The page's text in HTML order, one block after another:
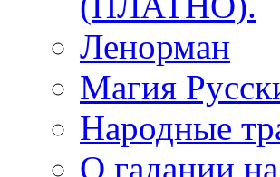
Ленорман
Магия
Народные
О гадании